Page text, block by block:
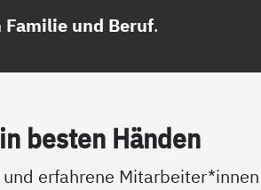
und Beruf.
bes­ten Hän­den
erfahrene